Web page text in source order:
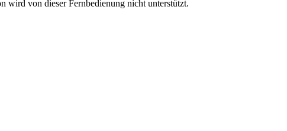
wird von dieser Fernbedienung nicht unterstützt.